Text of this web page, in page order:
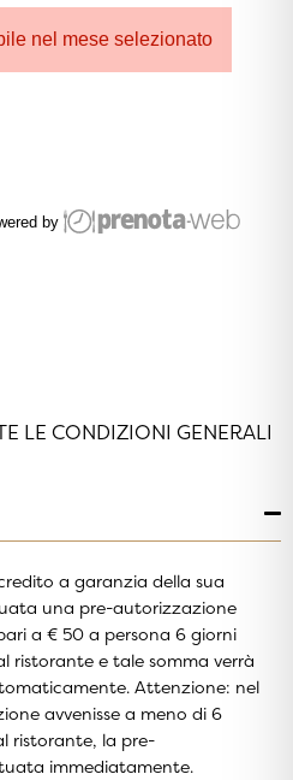
LE CONDIZIONI GENERALI
a garanzia della sua
una pre-autorizzazione
a € 50 a persona 6 giorni
ristorante e tale somma verrà
Attenzione: nel
avvenisse a meno di 6
ristorante, la pre-
immediatamente.